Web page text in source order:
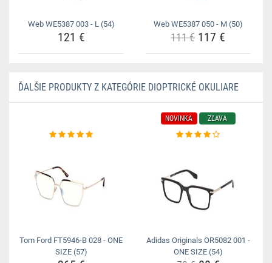
Web WE5387 003 - L (54)
121 €
Web WE5387 050 - M (50)
111 € 117 €
ĎALŠIE PRODUKTY Z KATEGÓRIE DIOPTRICKÉ OKULIARE
Tom Ford FT5946-B 028 - ONE
SIZE (57)
NOVINKA ZĽAVA
Adidas Originals OR5082 001 -
ONE SIZE (54)